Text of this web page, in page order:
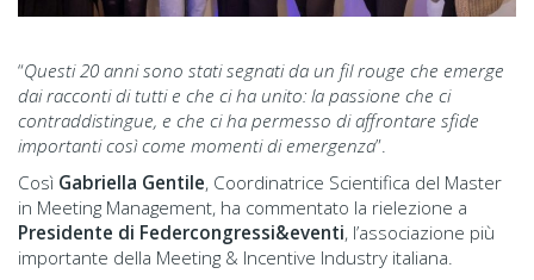
“Questi 20 anni sono stati segnati da un fil rouge che emerge
dai racconti di tutti e che ci ha unito: la passione che ci
contraddistingue, e che ci ha permesso di affrontare sfide
importanti così come momenti di emergenza”.
Così Gabriella Gentile, Coordinatrice Scientifica del Master
in Meeting Management, ha commentato la rielezione a
Presidente di Federcongressi&eventi, l’associazione più
importante della Meeting & Incentive Industry italiana.